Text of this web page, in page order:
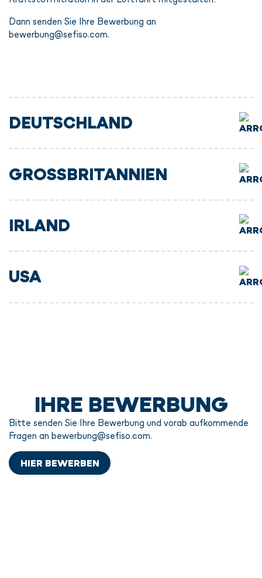
Dann senden Sie Ihre Bewerbung an
bewerbung@sefiso.com.
DEUTSCHLAND
GROSSBRITANNIEN
IRLAND
USA
IHRE BEWERBUNG
Bitte senden Sie Ihre Bewerbung und vorab aufkommende
Fragen an bewerbung@sefiso.com.
HIER BEWERBEN